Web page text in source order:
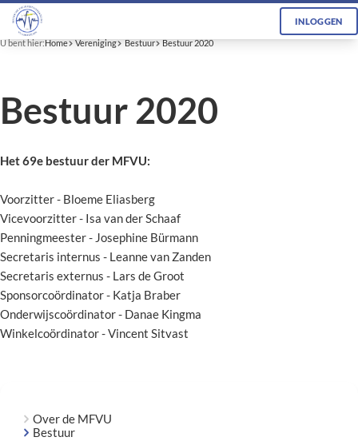
INLOGGEN
U bent hier:Home Vereniging Bestuur Bestuur 2020
Bestuur 2020
Het 69e bestuur der MFVU:
Voorzitter - Bloeme Eliasberg
Vicevoorzitter - Isa van der Schaaf
Penningmeester - Josephine Bürmann
Secretaris internus - Leanne van Zanden
Secretaris externus - Lars de Groot
Sponsorcoördinator - Katja Braber
Onderwijscoördinator - Danae Kingma
Winkelcoördinator - Vincent Sitvast
Over de MFVU
Bestuur